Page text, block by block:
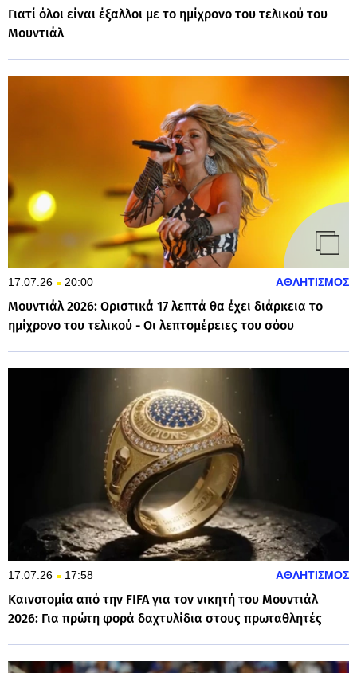
Γιατί όλοι είναι έξαλλοι με το ημίχρονο του τελικού του
Μουντιάλ
17.07.26 20:00 ΑΘΛΗΤΙΣΜΟΣ
Μουντιάλ 2026: Οριστικά 17 λεπτά θα έχει διάρκεια το
ημίχρονο του τελικού - Οι λεπτομέρειες του σόου
17.07.26 17:58 ΑΘΛΗΤΙΣΜΟΣ
Καινοτομία από την FIFA για τον νικητή του Μουντιάλ
2026: Για πρώτη φορά δαχτυλίδια στους πρωταθλητές